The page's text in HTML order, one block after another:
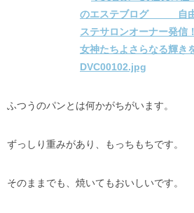
ふつうのパンとは何かがちがいます。
ずっしり重みがあり、もっちもちです。
そのままでも、焼いてもおいしいです。